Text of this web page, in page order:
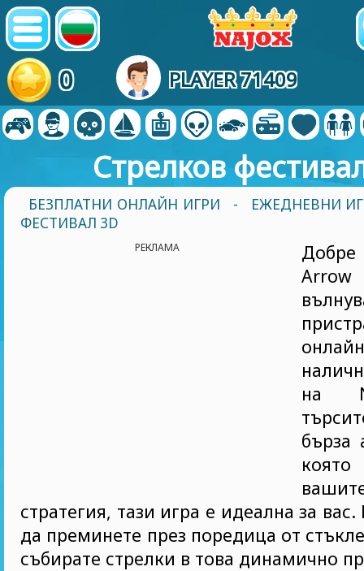
0 PLAYER 71409
Стрелков
БЕЗПЛАТНИ ОНЛАЙН ИГРИ -
ЕЖЕДНЕВНИ
ФЕСТИВАЛ 3D
РЕКЛАМА
на
бърза
която
стратегия, тази игра е идеална за вас.
да преминете през поредица от
събирате стрелки в това динамично